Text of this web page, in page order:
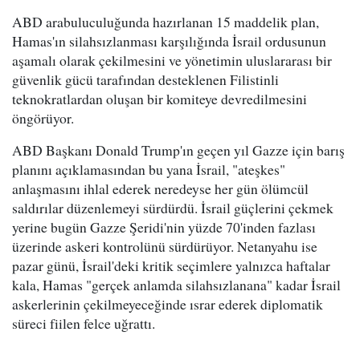
ABD arabuluculuğunda hazırlanan 15 maddelik plan,
Hamas'ın silahsızlanması karşılığında İsrail ordusunun
aşamalı olarak çekilmesini ve yönetimin uluslararası bir
güvenlik gücü tarafından desteklenen Filistinli
teknokratlardan oluşan bir komiteye devredilmesini
öngörüyor.
ABD Başkanı Donald Trump'ın geçen yıl Gazze için barış
planını açıklamasından bu yana İsrail, "ateşkes"
anlaşmasını ihlal ederek neredeyse her gün ölümcül
saldırılar düzenlemeyi sürdürdü. İsrail güçlerini çekmek
yerine bugün Gazze Şeridi'nin yüzde 70'inden fazlası
üzerinde askeri kontrolünü sürdürüyor. Netanyahu ise
pazar günü, İsrail'deki kritik seçimlere yalnızca haftalar
kala, Hamas "gerçek anlamda silahsızlanana" kadar İsrail
askerlerinin çekilmeyeceğinde ısrar ederek diplomatik
süreci fiilen felce uğrattı.